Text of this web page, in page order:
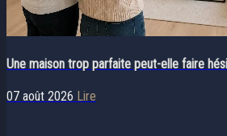
Une maison trop parfaite peut-elle faire
07 août 2026 Lire